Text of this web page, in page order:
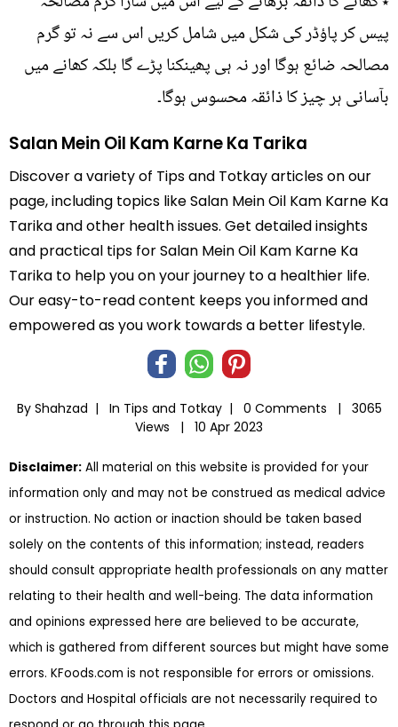
پیس کر پاؤڈر کی شکل میں شامل کریں اس سے نہ تو گرم
مصالحہ ضائع ہوگا اور نہ ہی پھینکنا پڑے گا بلکہ کھانے میں
بآسانی ہر چیز کا ذائقہ محسوس ہوگا۔
Salan Mein Oil Kam Karne Ka Tarika
Discover a variety of Tips and Totkay articles on our
page, including topics like Salan Mein Oil Kam Karne Ka
Tarika and other health issues. Get detailed insights
and practical tips for Salan Mein Oil Kam Karne Ka
Tarika to help you on your journey to a healthier life.
Our easy-to-read content keeps you informed and
empowered as you work towards a better lifestyle.
By Shahzad | In Tips and Totkay| 0 Comments |
3065
Views |
10 Apr 2023
Disclaimer: All material on this website is provided for your
information only and may not be construed as medical advice
or instruction. No action or inaction should be taken based
solely on the contents of this information; instead, readers
should consult appropriate health professionals on any matter
relating to their health and well-being. The data information
and opinions expressed here are believed to be accurate,
which is gathered from different sources but might have some
errors. KFoods.com is not responsible for errors or omissions.
Doctors and Hospital officials are not necessarily required to